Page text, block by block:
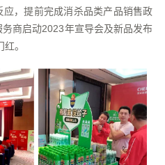
，提前完成消杀品类产品销售政
商启动2023年宣导会及新品发布
。